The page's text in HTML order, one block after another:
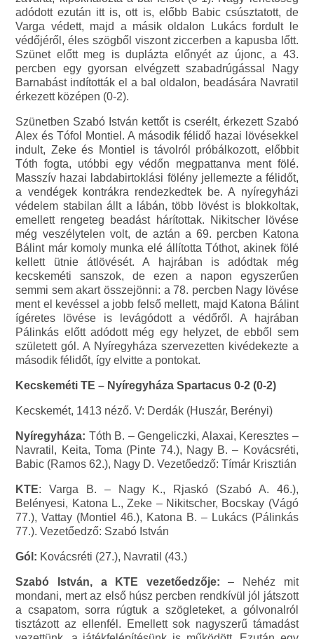
adódott ezután itt is, ott is, előbb Babic csúsztatott, de
Varga védett, majd a másik oldalon Lukács fordult le
védőjéről, éles szögből viszont ziccerben a kapusba lőtt.
Szünet előtt meg is duplázta előnyét az újonc, a 43.
percben egy gyorsan elvégzett szabadrúgással Nagy
Barnabást indították el a bal oldalon, beadására Navratil
érkezett középen (0-2).
Szünetben Szabó István kettőt is cserélt, érkezett Szabó
Alex és Tófol Montiel. A második félidő hazai lövésekkel
indult, Zeke és Montiel is távolról próbálkozott, előbbit
Tóth fogta, utóbbi egy védőn megpattanva ment fölé.
Masszív hazai labdabirtoklási fölény jellemezte a félidőt,
a vendégek kontrákra rendezkedtek be. A nyíregyházi
védelem stabilan állt a lábán, több lövést is blokkoltak,
emellett rengeteg beadást hárítottak. Nikitscher lövése
még veszélytelen volt, de aztán a 69. percben Katona
Bálint már komoly munka elé állította Tóthot, akinek fölé
kellett ütnie átlövését. A hajrában is adódtak még
kecskeméti sanszok, de ezen a napon egyszerűen
semmi sem akart összejönni: a 78. percben Nagy lövése
ment el kevéssel a jobb felső mellett, majd Katona Bálint
ígéretes lövése is levágódott a védőről. A hajrában
Pálinkás előtt adódott még egy helyzet, de ebből sem
született gól. A Nyíregyháza szervezetten kivédekezte a
második félidőt, így elvitte a pontokat.
Kecskeméti TE – Nyíregyháza Spartacus 0-2 (0-2)
Kecskemét, 1413 néző. V: Derdák (Huszár, Berényi)
Nyíregyháza: Tóth B. – Gengeliczki, Alaxai, Keresztes –
Navratil, Keita, Toma (Pinte 74.), Nagy B. – Kovácsréti,
Babic (Ramos 62.), Nagy D. Vezetőedző: Tímár Krisztián
KTE: Varga B. – Nagy K., Rjaskó (Szabó A. 46.),
Belényesi, Katona L., Zeke – Nikitscher, Bocskay (Vágó
77.), Vattay (Montiel 46.), Katona B. – Lukács (Pálinkás
77.). Vezetőedző: Szabó István
Gól: Kovácsréti (27.), Navratil (43.)
Szabó István, a KTE vezetőedzője: – Nehéz mit
mondani, mert az első húsz percben rendkívül jól játszott
a csapatom, sorra rúgtuk a szögleteket, a gólvonalról
tisztázott az ellenfél. Emellett sok nagyszerű támadást